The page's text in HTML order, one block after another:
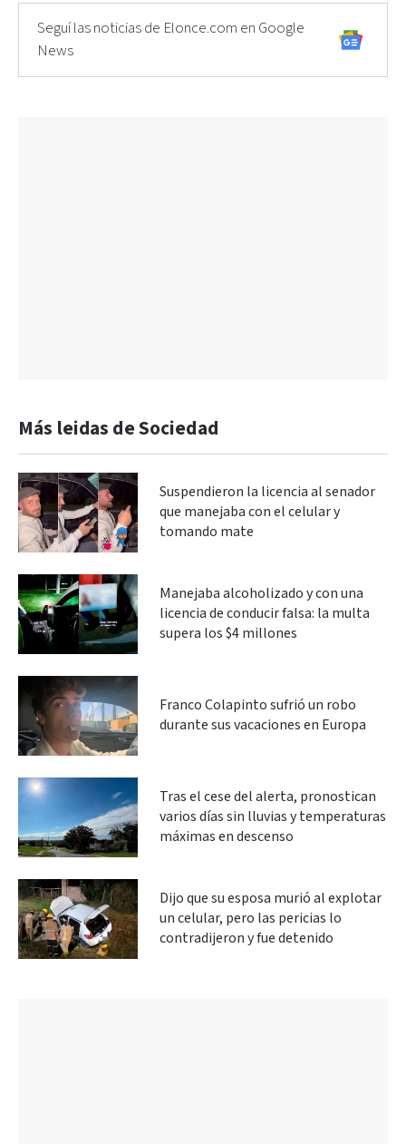
Seguí las noticias de Elonce.com en Google
News
Más leidas de Sociedad
Suspendieron la licencia al senador
que manejaba con el celular y
tomando mate
Manejaba alcoholizado y con una
licencia de conducir falsa: la multa
supera los $4 millones
Franco Colapinto sufrió un robo
durante sus vacaciones en Europa
Tras el cese del alerta, pronostican
varios días sin lluvias y temperaturas
máximas en descenso
Dijo que su esposa murió al explotar
un celular, pero las pericias lo
contradijeron y fue detenido